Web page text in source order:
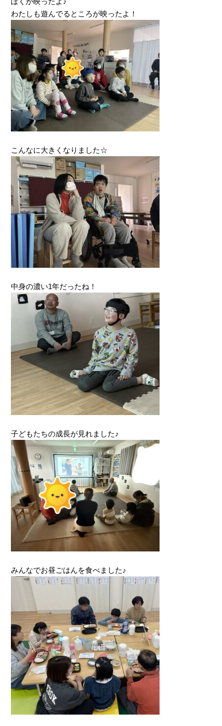
わたしも遊んでるところが映ったよ！
こんなに大きくなりました☆
中身の濃い1年だったね！
子どもたちの成長が見れました♪
みんなでお昼ごはんを食べました♪